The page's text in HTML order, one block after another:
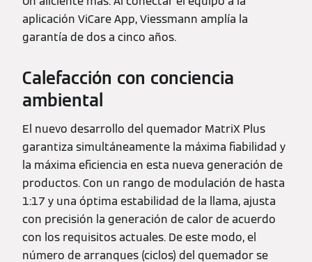
aplicación ViCare App, Viessmann amplía la
garantía de dos a cinco años.
Calefacción con conciencia
ambiental
El nuevo desarrollo del quemador MatriX Plus
garantiza simultáneamente la máxima fiabilidad y
la máxima eficiencia en esta nueva generación de
productos. Con un rango de modulación de hasta
1:17 y una óptima estabilidad de la llama, ajusta
con precisión la generación de calor de acuerdo
con los requisitos actuales. De este modo, el
número de arranques (ciclos) del quemador se